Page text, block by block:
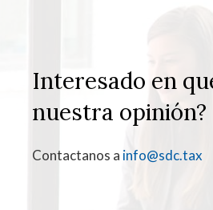
Interesado en
nuestra opinión?
Contactanos a info@sdc.tax